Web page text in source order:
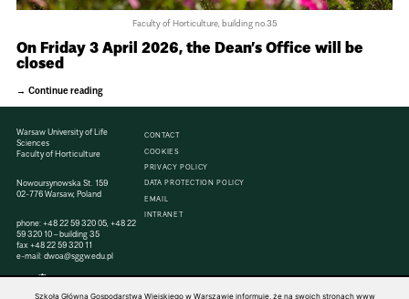
Faculty of Horticulture, building no.35
On Friday 3 April 2026, the Dean’s Office will be
closed
Continue reading
Warsaw University of Life
Sciences
Faculty of Horticulture
Nowoursynowska St. 159
02-776 Warsaw, Poland
phone:+48 22 59 320 05,+48 22
59 320 10– building 35
fax +48 22 59 320 11
e-mail:dwoa@sggw.edu.pl
CONTACT
COOKIES
PRIVACY POLICY
DATA PROTECTION POLICY
EMAIL
INTRANET
Szkoła Główna Gospodarstwa Wiejskiego w Warszawie informuje, że na swoich stronach www